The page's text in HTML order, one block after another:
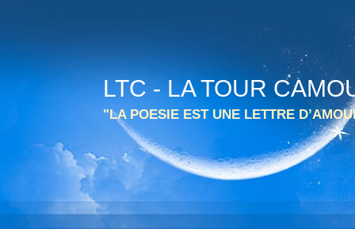
LTC - LA TOUR
"LA POESIE EST UNE LETTRE